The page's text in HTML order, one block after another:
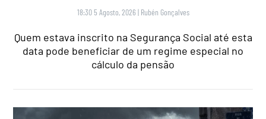
18:30 5 Agosto, 2026 | Rubén Gonçalves
Quem estava inscrito na Segurança Social até esta
data pode beneficiar de um regime especial no
cálculo da pensão